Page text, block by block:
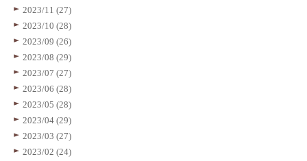
2023/11 (27)
2023/10 (28)
2023/09 (26)
2023/08 (29)
2023/07 (27)
2023/06 (28)
2023/05 (28)
2023/04 (29)
2023/03 (27)
2023/02 (24)